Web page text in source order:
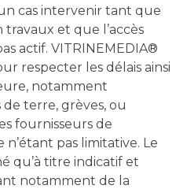
cas intervenir tant que
et que l’accès
actif. VITRINEMEDIA®
respecter les délais ainsi
notamment
terre, grèves, ou
fournisseurs de
pas limitative. Le
qu’à titre indicatif et
notamment de la